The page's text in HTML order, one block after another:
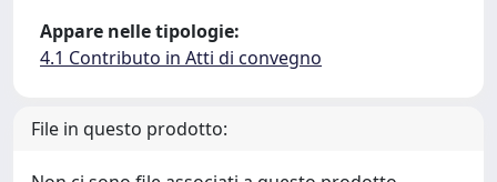
Appare nelle tipologie:
4.1 Contributo in Atti di convegno
File in questo prodotto: